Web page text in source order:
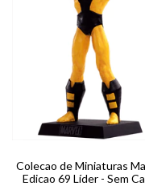
Colecao de Miniaturas
Edicao 69 Líder - Sem